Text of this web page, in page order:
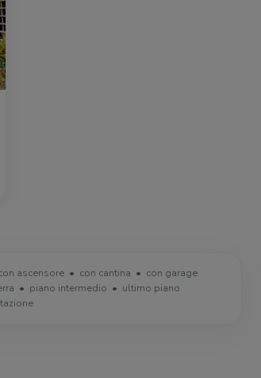
ascensore con cantina
con garage
piano intermedio
ultimo piano